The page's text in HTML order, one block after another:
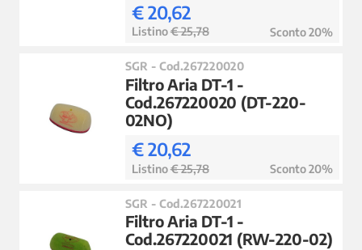
€ 20,62
Listino€ 25,78 Sconto 20%
SGR - Cod.267220020
Filtro Aria DT-1 -
Cod.267220020 (DT-220-
02NO)
€ 20,62
Listino€ 25,78 Sconto 20%
SGR - Cod.267220021
Filtro Aria DT-1 -
Cod.267220021 (RW-220-02)